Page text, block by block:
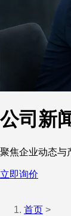
公司新
聚焦企业动态与
立即询价
首页 >